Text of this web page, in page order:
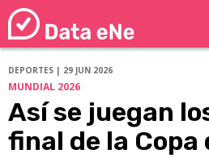
DEPORTES | 29 JUN 2026
MUNDIAL 2026
Así se juegan
final de la Copa